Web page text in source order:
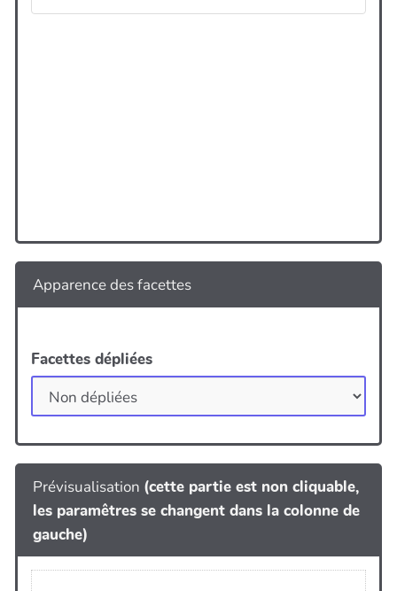
Apparence des facettes
Facettes dépliées
Prévisualisation (cette partie est non cliquable,
les paramêtres se changent dans la colonne de
gauche)